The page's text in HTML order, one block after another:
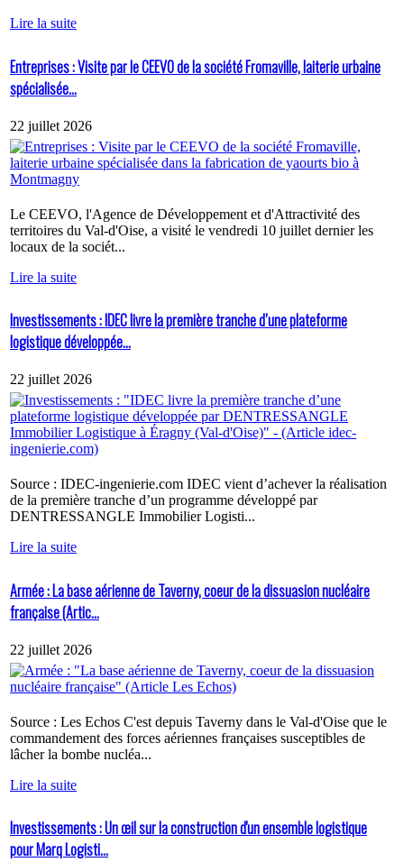
Lire la suite
Entreprises : Visite par le CEEVO de la société Fromaville, laiterie urbaine
spécialisée...
22 juillet 2026
Le CEEVO, l'Agence de Développement et d'Attractivité des
territoires du Val-d'Oise, a visité le vendredi 10 juillet dernier les
locaux de la sociét...
Lire la suite
Investissements : IDEC livre la première tranche d’une plateforme
logistique développée...
22 juillet 2026
Source : IDEC-ingenierie.com IDEC vient d’achever la réalisation
de la première tranche d’un programme développé par
DENTRESSANGLE Immobilier Logisti...
Lire la suite
Armée : La base aérienne de Taverny, coeur de la dissuasion nucléaire
française (Artic...
22 juillet 2026
Source : Les Echos C'est depuis Taverny dans le Val-d'Oise que le
commandement des forces aériennes françaises susceptibles de
lâcher la bombe nucléa...
Lire la suite
Investissements : Un œil sur la construction d'un ensemble logistique
pour Marq Logisti...